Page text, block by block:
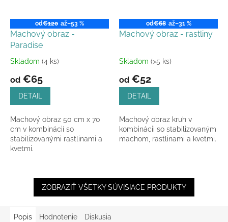
od€120 až–53 %
Machový obraz -
Paradise
Priemerné
produktu
5
hviezdičiek.
Skladom (4 ks)
od €65
DETAIL
Machový obraz 50 cm x 70
cm v kombinácií so
stabilizovanými rastlinami a
kvetmi.
od€68 až–31 %
Machový obraz - rastliny
Priemerné
produktu
5
hviezdičiek.
Skladom (>5 ks)
od €52
DETAIL
Machový obraz kruh v
kombinácii so stabilizovaným
machom, rastlinami a kvetmi.
ZOBRAZIŤ VŠETKY SÚVISIACE PRODUKTY
Popis Hodnotenie Diskusia